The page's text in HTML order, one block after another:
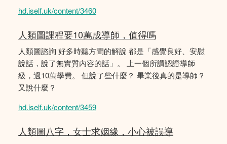
hd.iself.uk/content/3460
人類圖課程要10萬成導師，值得嗎
人類圖諮詢 好多時聽方間的解說 都是「感覺良好、安慰
說話，說了無實質內容的話」。 上一個所謂認證導師
級，過10萬學費。 但說了些什麼？ 畢業後真的是導師？
又說什麼？
hd.iself.uk/content/3459
人類圖八字，女士求姻緣，小心被誤導